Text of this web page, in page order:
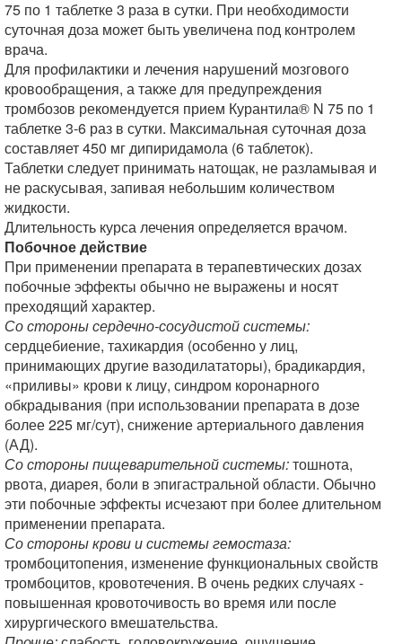
75 по 1 таблетке 3 раза в сутки. При необходимости
суточная доза может быть увеличена под контролем
врача.
Для профилактики и лечения нарушений мозгового
кровообращения, а также для предупреждения
тромбозов рекомендуется прием Курантила® N 75 по 1
таблетке 3-6 раз в сутки. Максимальная суточная доза
составляет 450 мг дипиридамола (6 таблеток).
Таблетки следует принимать натощак, не разламывая и
не раскусывая, запивая небольшим количеством
жидкости.
Длительность курса лечения определяется врачом.
Побочное действие
При применении препарата в терапевтических дозах
побочные эффекты обычно не выражены и носят
преходящий характер.
Со стороны сердечно-сосудистой системы:
сердцебиение, тахикардия (особенно у лиц,
принимающих другие вазодилататоры), брадикардия,
«приливы» крови к лицу, синдром коронарного
обкрадывания (при использовании препарата в дозе
более 225 мг/сут), снижение артериального давления
(АД).
Со стороны пищеварительной системы:тошнота,
рвота, диарея, боли в эпигастральной области. Обычно
эти побочные эффекты исчезают при более длительном
применении препарата.
Со стороны крови и системы гемостаза:
тромбоцитопения, изменение функциональных свойств
тромбоцитов, кровотечения. В очень редких случаях -
повышенная кровоточивость во время или после
хирургического вмешательства.